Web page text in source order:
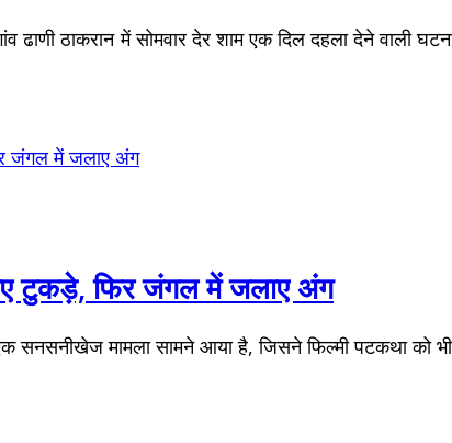
ढाणी ठाकरान में सोमवार देर शाम एक दिल दहला देने
टुकड़े, फिर जंगल में जलाए अंग
मामला सामने आया है, जिसने फिल्मी पटकथा को